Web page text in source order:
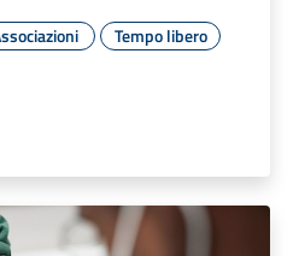
Tempo libero